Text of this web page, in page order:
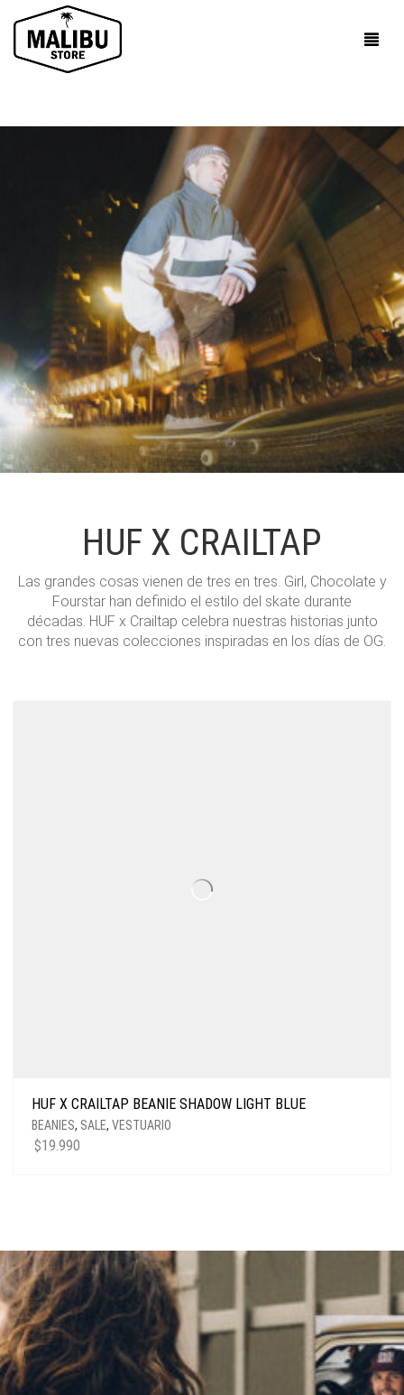
HUF X CRAILTAP
Las grandes cosas vienen de tres en tres. Girl, Chocolate y
Fourstar han definido el estilo del skate durante
décadas. HUF x Crailtap celebra nuestras historias junto
con tres nuevas colecciones inspiradas en los días de OG.
HUF X CRAILTAP BEANIE SHADOW LIGHT BLUE
BEANIES, SALE, VESTUARIO
$19.990